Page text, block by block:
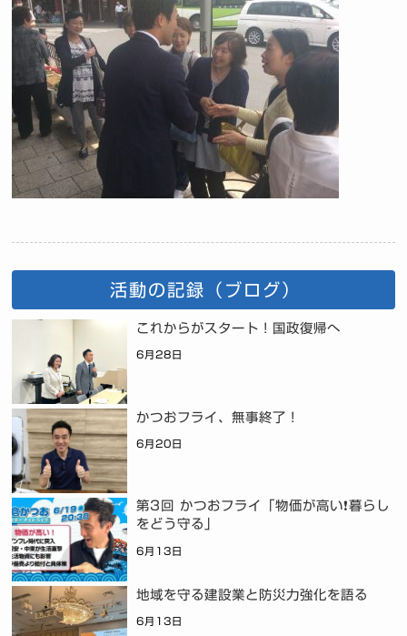
活動の記録（ブログ）
これからがスタート！国政復帰へ
6月28日
かつおフライ、無事終了！
6月20日
第3回 かつおフライ「物価が高い❗暮らし
をどう守る」
6月13日
地域を守る建設業と防災力強化を語る
6月13日